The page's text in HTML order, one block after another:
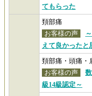
てもらった
頚部痛
お客様の声
えて良かったと
頚部痛・頭痛・
お客様の声
級14級認定～